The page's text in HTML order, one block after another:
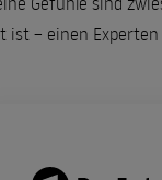
ist – einen